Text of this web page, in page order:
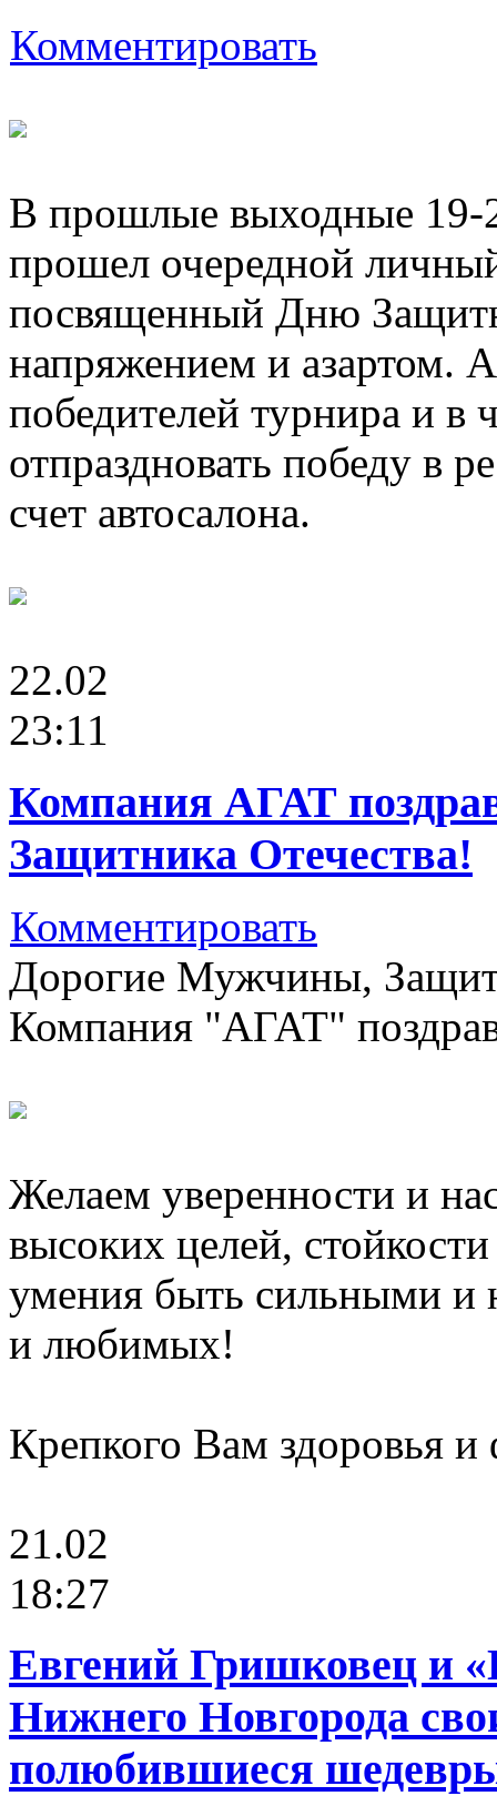
Комментировать
В прошлые выходные
прошел очередной
посвященный Дню
напряжением и
победителей турнира и в
отпраздновать победу в
счет автосалона.
22.02
23:11
Компания АГАТ
Защитника Отечества!
Комментировать
Дорогие Мужчины,
Компания "АГАТ"
Желаем уверенности и
высоких целей,
умения быть сильными и
и любимых!
Крепкого Вам здоровья и
21.02
18:27
Евгений Гришковец и
Нижнего Новгорода
полюбившиеся